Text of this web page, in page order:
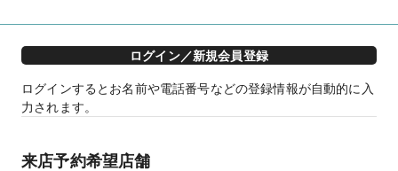
ログイン／新規会員登録
ログインするとお名前や電話番号などの登録情報が自動的に入
力されます。
来店予約希望店舗